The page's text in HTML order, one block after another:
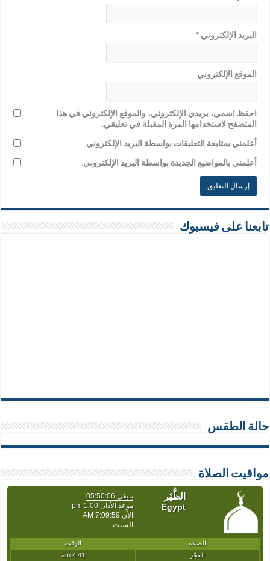
البريد الإلكتروني*
الموقع الإلكتروني
احفظ اسمي، بريدي الإلكتروني، والموقع الإلكتروني في هذا
المتصفح لاستخدامها المرة المقبلة في تعليقي.
أعلمني بمتابعة التعليقات بواسطة البريد الإلكتروني.
أعلمني بالمواضيع الجديدة بواسطة البريد الإلكتروني.
تابعنا على فيسبوك
حالة الطقس
مواقيت الصلاة